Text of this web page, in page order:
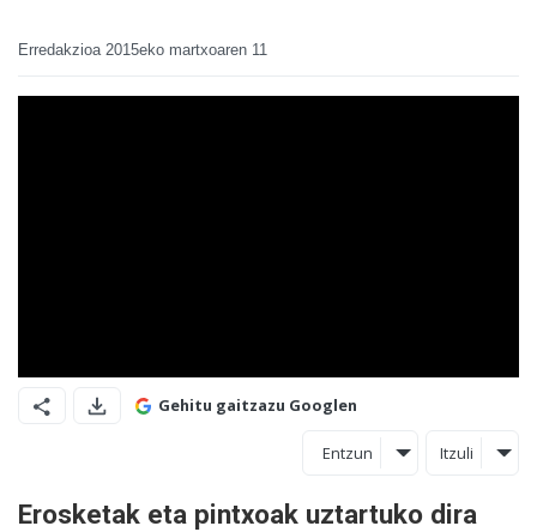
Erredakzioa 2015eko martxoaren 11
Gehitu gaitzazu Googlen
Entzun Itzuli
Erosketak eta pintxoak uztartuko dira